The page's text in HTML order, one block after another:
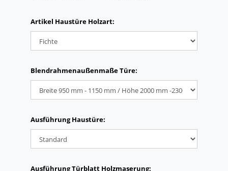
Artikel Haustüre Holzart:
Blendrahmenaußenmaße Türe:
Ausführung Haustüre:
Ausführung Türblatt Holzmaserung: